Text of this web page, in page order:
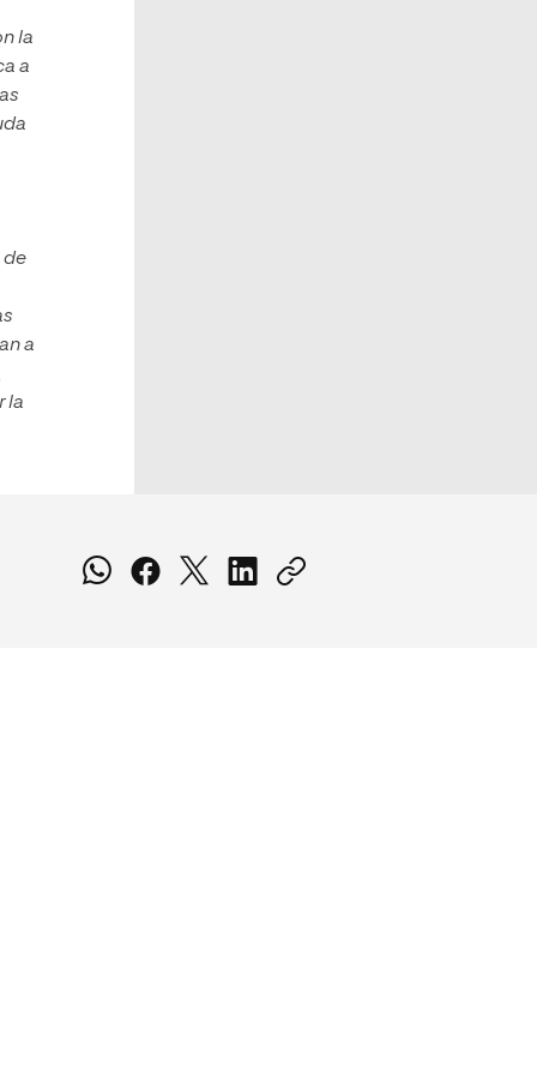
la
a
de
a
la